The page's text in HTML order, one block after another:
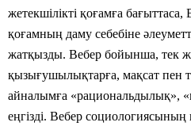
жетекшілікті қоғамға
қоғамның даму себебіне
жатқызды. Вебер бойынша, тек
қызығушылықтарға, мақсат пен
айналымға «рациональдылық»,
еңгізді. Вебер социологиясының